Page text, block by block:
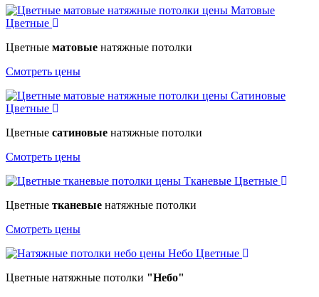
Матовые
Цветные
Цветные матовые натяжные потолки
Смотреть цены
Сатиновые
Цветные
Цветные сатиновые натяжные потолки
Смотреть цены
Тканевые Цветные
Цветные тканевые натяжные потолки
Смотреть цены
Небо Цветные
Цветные натяжные потолки "Небо"